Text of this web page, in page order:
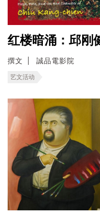
红楼暗涌：邱刚
撰文 誠品電影院
艺文活动